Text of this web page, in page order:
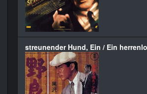
streunender Hund, Ein / Ein